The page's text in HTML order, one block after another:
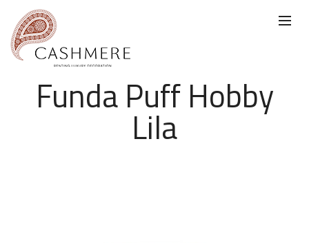
Funda Puff Hobby
Lila